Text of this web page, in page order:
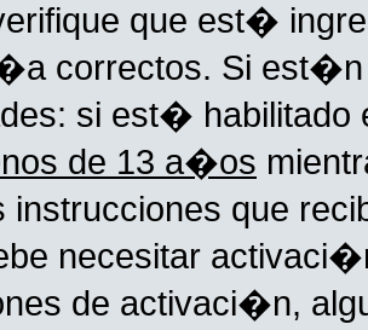
que est�
correctos. Si est�n
si est�
de 13 a�os
instrucciones que
necesitar
de activaci�n,